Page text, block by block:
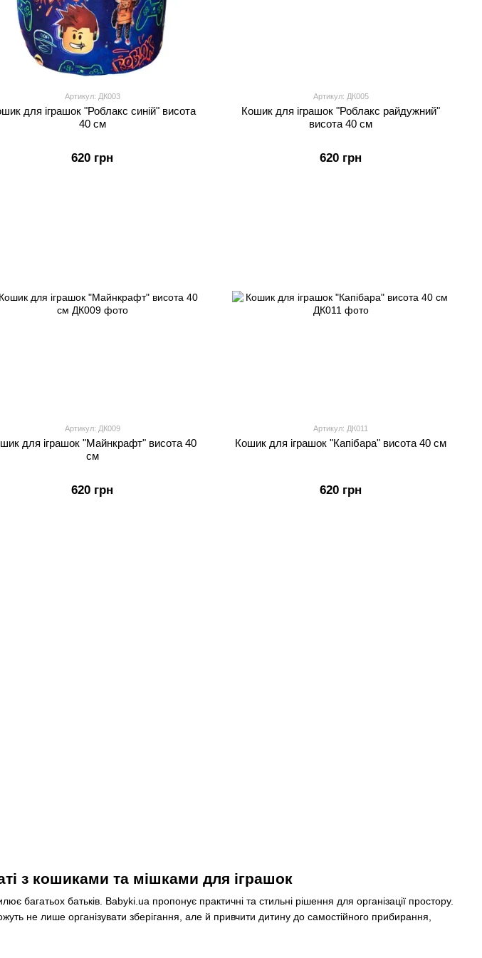
з кошиками та мішками для іграшок
багатьох батьків. Babyki.ua пропонує практичні та стильні рішення для організації простору.
не лише організувати зберігання, але й привчити дитину до самостійного прибирання,
Артикул: ДК003
для іграшок "Роблакс синій" висота
40 см
620 грн
Артикул: ДК005
Кошик для іграшок "Роблакс райдужний"
висота 40 см
620 грн
Артикул: ДК009
для іграшок "Майнкрафт" висота 40
см
620 грн
Артикул: ДК011
Кошик для іграшок "Капібара" висота 40 см
620 грн